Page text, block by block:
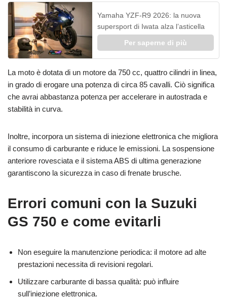
Yamaha YZF-R9 2026: la nuova
supersport di Iwata alza l’asticella
Per saperne di più
La moto è dotata di un motore da 750 cc, quattro cilindri in linea,
in grado di erogare una potenza di circa 85 cavalli. Ciò significa
che avrai abbastanza potenza per accelerare in autostrada e
stabilità in curva.
Inoltre, incorpora un sistema di iniezione elettronica che migliora
il consumo di carburante e riduce le emissioni. La sospensione
anteriore rovesciata e il sistema ABS di ultima generazione
garantiscono la sicurezza in caso di frenate brusche.
Errori comuni con la Suzuki
GS 750 e come evitarli
Non eseguire la manutenzione periodica: il motore ad alte
prestazioni necessita di revisioni regolari.
Utilizzare carburante di bassa qualità: può influire
sull’iniezione elettronica.